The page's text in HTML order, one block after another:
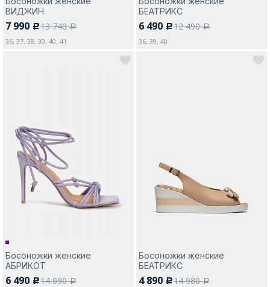
ВИДЖИН
7 990 c13 740a
36, 37, 38, 39, 40, 41
БЕАТРИКС
6 490 c12 490a
36, 39, 40
Босоножки женские
АБРИКОТ
6 490 c14 990a
Босоножки женские
БЕАТРИКС
4 890 c14 980a